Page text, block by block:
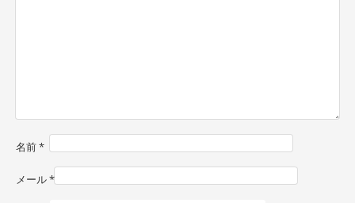
t
i
o
n
名前*
メール*